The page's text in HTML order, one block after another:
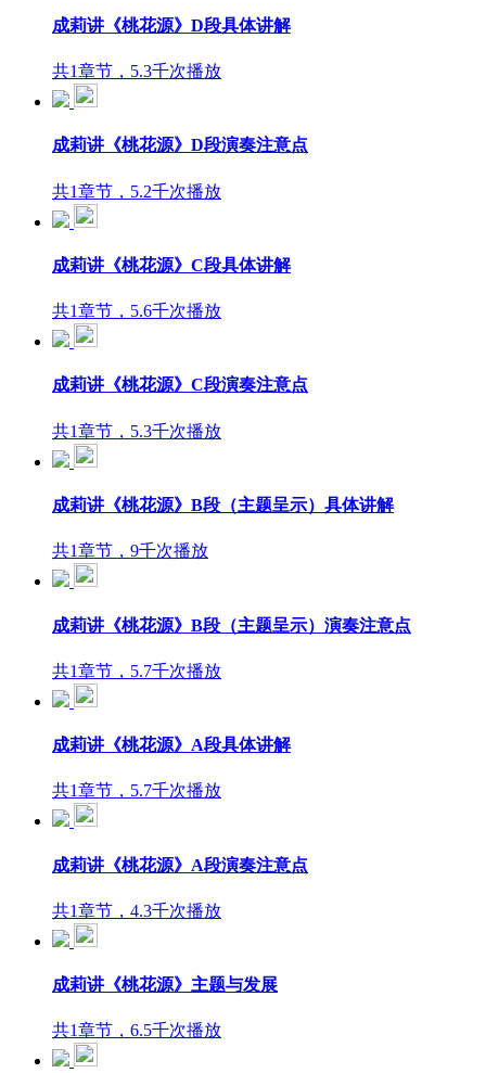
成莉讲《桃花源》D段具体讲解
共1章节，5.3千次播放
成莉讲《桃花源》D段演奏注意点
共1章节，5.2千次播放
成莉讲《桃花源》C段具体讲解
共1章节，5.6千次播放
成莉讲《桃花源》C段演奏注意点
共1章节，5.3千次播放
成莉讲《桃花源》B段（主题呈示）具体讲解
共1章节，9千次播放
成莉讲《桃花源》B段（主题呈示）演奏注意点
共1章节，5.7千次播放
成莉讲《桃花源》A段具体讲解
共1章节，5.7千次播放
成莉讲《桃花源》A段演奏注意点
共1章节，4.3千次播放
成莉讲《桃花源》主题与发展
共1章节，6.5千次播放